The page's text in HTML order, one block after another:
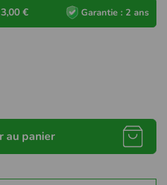
3,00 € Garantie : 2 ans
au panier